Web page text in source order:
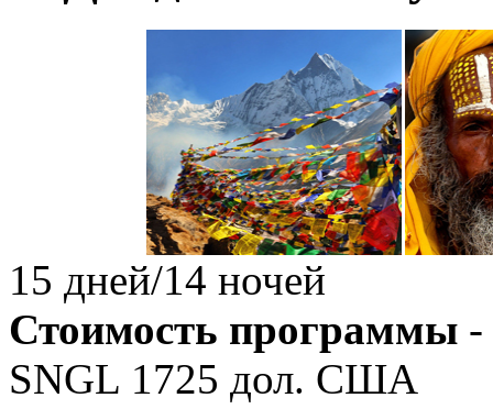
15 дней/14 ночей
Стоимость программы
SNGL 1725 дол. США